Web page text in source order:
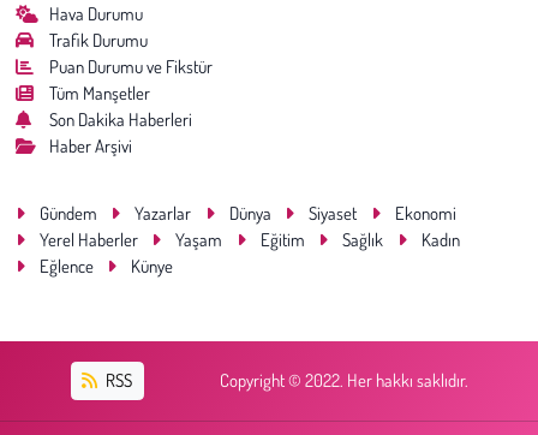
Hava Durumu
Trafik Durumu
Puan Durumu ve Fikstür
Tüm Manşetler
Son Dakika Haberleri
Haber Arşivi
Gündem Yazarlar Dünya Siyaset
Ekonomi
Yerel Haberler
Yaşam Eğitim Sağlık
Kadın
Eğlence
Künye
RSS Copyright © 2022. Her hakkı saklıdır.